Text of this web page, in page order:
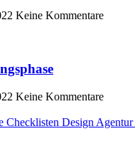
Keine Kommentare
Keine Kommentare